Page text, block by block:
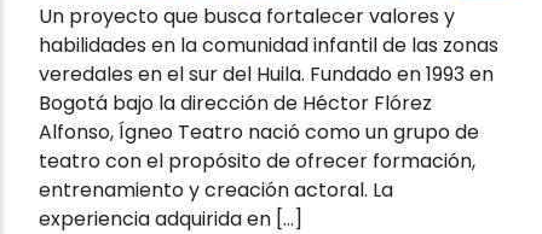
Un proyecto que busca fortalecer valores y
habilidades en la comunidad infantil de las zonas
veredales en el sur del Huila. Fundado en 1993 en
Bogotá bajo la dirección de Héctor Flórez
Alfonso, Ígneo Teatro nació como un grupo de
teatro con el propósito de ofrecer formación,
entrenamiento y creación actoral. La
experiencia adquirida en […]